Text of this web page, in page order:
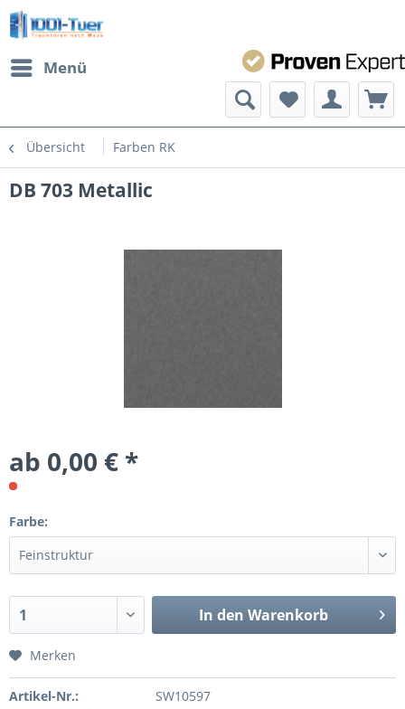
Menü
Übersicht Farben RK
DB 703 Metallic
ab 0,00 € *
Farbe:
In den Warenkorb
Merken
Artikel-Nr.: SW10597